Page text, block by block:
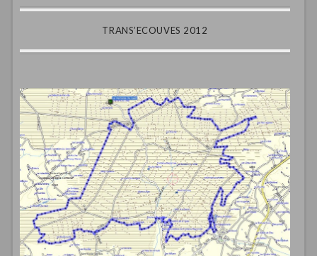
TRANS’ECOUVES 2012